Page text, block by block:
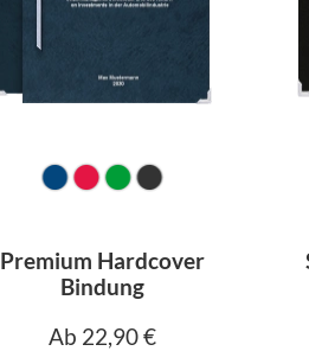
Premium Hardcover
Bindung
Ab 22,90 €